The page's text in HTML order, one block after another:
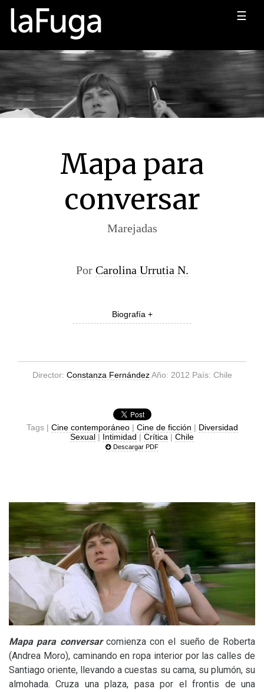
☰
Mapa para
conversar
Marejadas
Por Carolina Urrutia N.
Biografía +
Director: Constanza FernándezAño: 2012 País: Chile
Tags | Cine contemporáneo| Cine de ficción | Diversidad
Sexual | Intimidad | Crítica | Chile
Descargar PDF
Mapa para conversar comienza con el sueño de Roberta
(Andrea Moro), caminando en ropa interior por las calles de
Santiago oriente, llevando a cuestas su cama, su plumón, su
almohada. Cruza una plaza, pasa por el frontis de una